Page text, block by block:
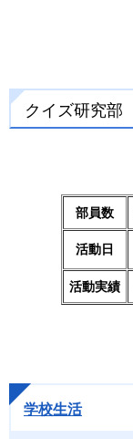
クイズ研究部
部員数
活動日
活動実績
学校生活